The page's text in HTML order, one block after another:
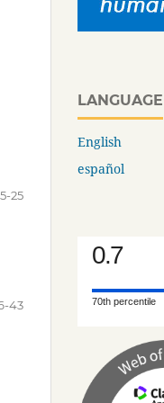
5-25
43
LANGUAGE
English
español
0.7
70th percentile